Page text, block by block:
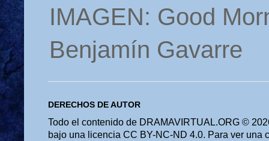
IMAGEN: Good
Benjamín Gavarre
DERECHOS DE AUTOR
Todo el contenido de DRAMAVIRTUAL.ORG ©
bajo una licencia CC BY-NC-ND 4.0. Para ver una